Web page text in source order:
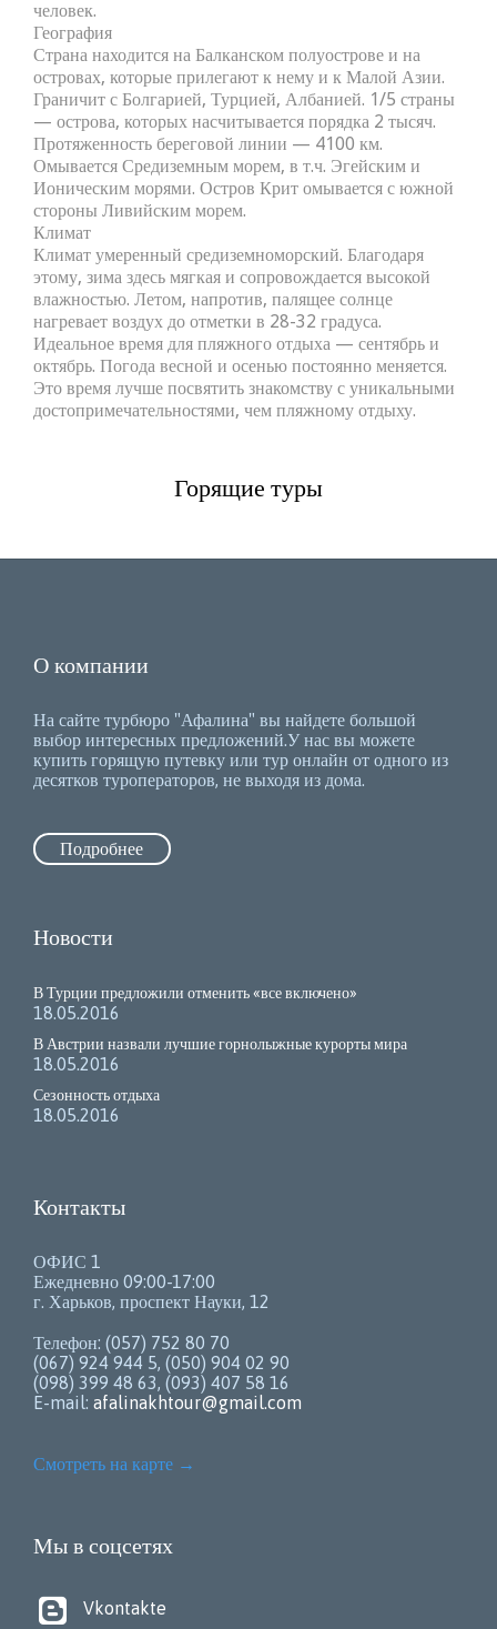
человек.
География
Страна находится на Балканском полуострове и на
островах, которые прилегают к нему и к Малой Азии.
Граничит с Болгарией, Турцией, Албанией. 1/5 страны
— острова, которых насчитывается порядка 2 тысяч.
Протяженность береговой линии — 4100 км.
Омывается Средиземным морем, в т.ч. Эгейским и
Ионическим морями. Остров Крит омывается с южной
стороны Ливийским морем.
Климат
Климат умеренный средиземноморский. Благодаря
этому, зима здесь мягкая и сопровождается высокой
влажностью. Летом, напротив, палящее солнце
нагревает воздух до отметки в 28-32 градуса.
Идеальное время для пляжного отдыха — сентябрь и
октябрь. Погода весной и осенью постоянно меняется.
Это время лучше посвятить знакомству с уникальными
достопримечательностями, чем пляжному отдыху.
Горящие туры
О компании
На сайте турбюро "Афалина" вы найдете большой
выбор интересных предложений.У нас вы можете
купить горящую путевку или тур онлайн от одного из
десятков туроператоров, не выходя из дома.
Подробнее
Новости
В Турции предложили отменить «все включено»
18.05.2016
В Австрии назвали лучшие горнолыжные курорты мира
18.05.2016
Сезонность отдыха
18.05.2016
Контакты
ОФИС 1
Ежедневно 09:00-17:00
г. Харьков, проспект Науки, 12
Телефон: (057) 752 80 70
(067) 924 944 5, (050) 904 02 90
(098) 399 48 63, (093) 407 58 16
E-mail: afalinakhtour@gmail.com
Смотреть на карте →
Мы в соцсетях
 Vkontakte